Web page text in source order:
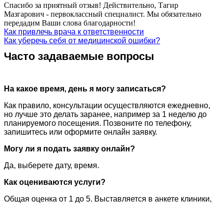
Спасибо за приятный отзыв! Действительно, Тагир
Мазгарович - первоклассный специалист. Мы обязательно
передадим Ваши слова благодарности!
Как привлечь врача к ответственности
Как уберечь себя от медицинской ошибки?
Часто задаваемые вопросы
На какое время, день я могу записаться?
Как правило, консультации осуществляются ежедневно,
но лучше это делать заранее, например за 1 неделю до
планируемого посещения. Позвоните по телефону,
запишитесь или оформите онлайн заявку.
Могу ли я подать заявку онлайн?
Да, выберете дату, время.
Как оцениваются услуги?
Общая оценка от 1 до 5. Выставляется в анкете клиники,